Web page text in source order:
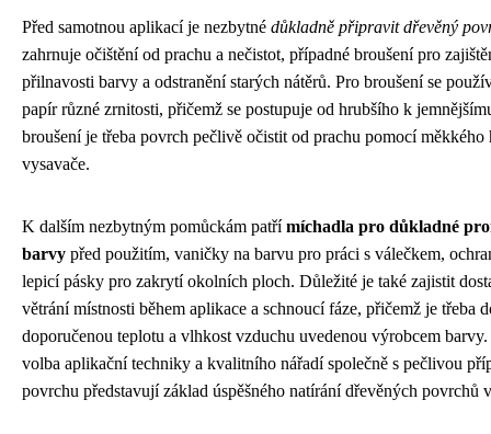
Před samotnou aplikací je nezbytné důkladně připravit dřevěný
zahrnuje očištění od prachu a nečistot, případné broušení pro
přilnavosti barvy a odstranění starých nátěrů. Pro broušení se
papír různé zrnitosti, přičemž se postupuje od hrubšího k
broušení je třeba povrch pečlivě očistit od prachu pomocí měkkého
vysavače.
K dalším nezbytným pomůckám patřímíchadla pro důkladné
barvy před použitím, vaničky na barvu pro práci s válečkem,
lepicí pásky pro zakrytí okolních ploch. Důležité je také zajistit
větrání místnosti během aplikace a schnoucí fáze, přičemž je třeba
doporučenou teplotu a vlhkost vzduchu uvedenou výrobcem barvy.
volba aplikační techniky a kvalitního nářadí společně s pečlivou
povrchu představují základ úspěšného natírání dřevěných povrchů